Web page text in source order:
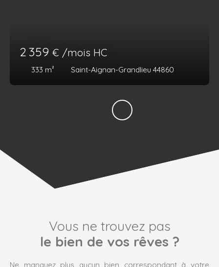
2 359 € /mois HC
333 m² Saint-Aignan-Grandlieu 44860
Vous ne trouvez pas
le bien de vos rêves ?
Ne manquez plus aucun bien correspondant à votre